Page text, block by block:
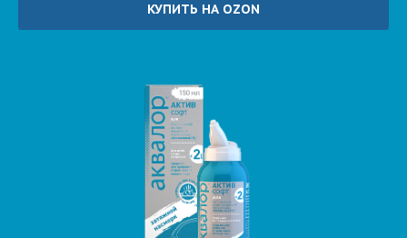
КУПИТЬ НА OZON